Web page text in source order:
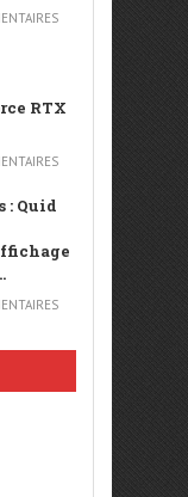
RTX
: Quid